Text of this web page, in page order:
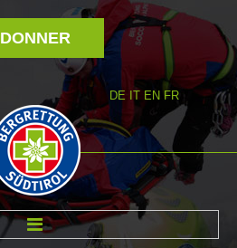
DONNER
DE IT EN FR